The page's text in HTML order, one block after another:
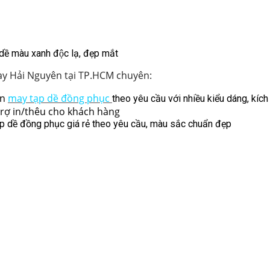
màu xanh độc lạ, đẹp mắt
Hải Nguyên tại TP.HCM chuyên:
may tạp dề đồng phục theo yêu cầu với nhiều kiểu dáng,
in/thêu cho khách hàng
dề đồng phục giá rẻ theo yêu cầu, màu sắc chuẩn đẹp